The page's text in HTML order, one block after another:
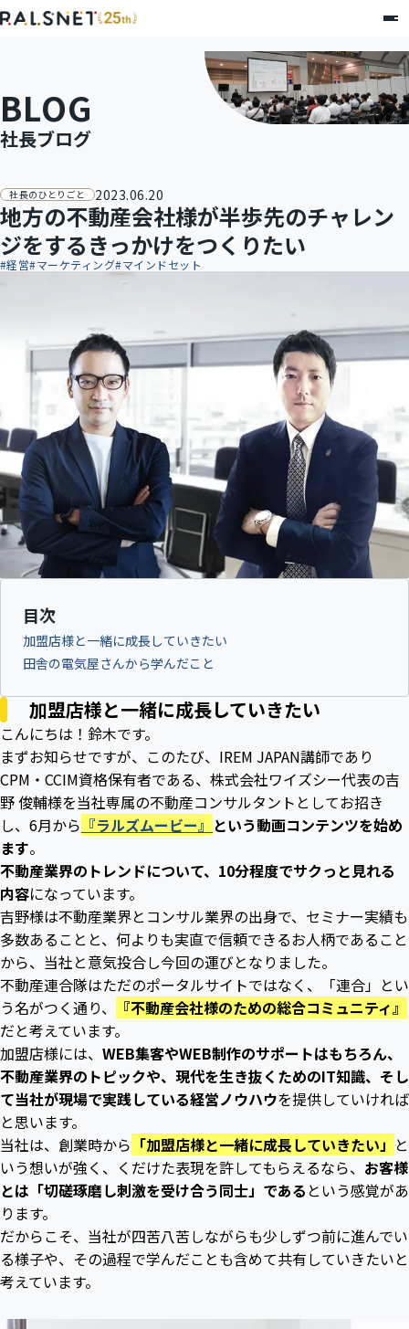
社長ブログ
BLOG
社長のひとりごと 2023.06.20
地方の不動産会社様が半歩先のチャレン
ジをするきっかけをつくりたい
#経営#マーケティング#マインドセット
目次
加盟店様と一緒に成長していきたい
田舎の電気屋さんから学んだこと
加盟店様と一緒に成長していきたい
こんにちは！鈴木です。
まずお知らせですが、このたび、IREM JAPAN講師であり
CPM・CCIM資格保有者である、株式会社ワイズシー代表の吉
野 俊輔様を当社専属の不動産コンサルタントとしてお招き
し、6月から 『ラルズムービー』 という動画コンテンツを始め
ます。
不動産業界のトレンドについて、10分程度でサクっと見れる
内容になっています。
吉野様は不動産業界とコンサル業界の出身で、セミナー実績も
多数あることと、何よりも実直で信頼できるお人柄であること
から、当社と意気投合し今回の運びとなりました。
不動産連合隊はただのポータルサイトではなく、「連合」とい
う名がつく通り、
『不動産会社様のための総合コミュニティ』
だと考えています。
加盟店様には、 WEB集客やWEB制作のサポートはもちろん、
不動産業界のトピックや、現代を生き抜くためのIT知識、そし
て当社が現場で実践している経営ノウハウを提供していければ
と思います。
当社は、創業時から 「加盟店様と一緒に成長していきたい」 と
いう想いが強く、くだけた表現を許してもらえるなら、 お客様
とは「切磋琢磨し刺激を受け合う同士」である という感覚があ
ります。
だからこそ、当社が四苦八苦しながらも少しずつ前に進んでい
る様子や、その過程で学んだことも含めて共有していきたいと
考えています。